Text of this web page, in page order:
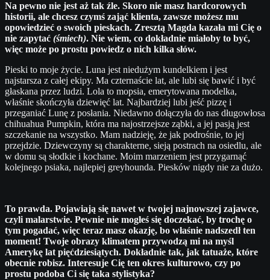
Na pewno nie jest aż tak źle. Skoro nie masz hardcorowych
historii, ale chcesz czymś zająć klienta, zawsze możesz mu
opowiedzieć o swoich pieskach. Zresztą Magda kazała mi Cię o
nie zapytać (śmiech). Nie wiem, co dokładnie miałoby to być,
więc może po prostu powiedz o nich kilka słów.
Pieski to moje życie. Luna jest niedużym kundelkiem i jest
najstarsza z całej ekipy. Ma czternaście lat, ale lubi się bawić i być
głaskana przez ludzi. Lola to mopsia, emerytowana modelka,
właśnie skończyła dziewięć lat. Najbardziej lubi jeść pizzę i
przeganiać Lunę z posłania. Niedawno dołączyła do nas długowłosa
chihuahua Pumpkin, która ma najostrzejsze ząbki, a jej pasją jest
szczekanie na wszystko. Mam nadzieję, że jak podrośnie, to jej
przejdzie. Dziewczyny są charakterne, sieją postrach na osiedlu, ale
w domu są słodkie i kochane. Moim marzeniem jest przygarnąć
kolejnego psiaka, najlepiej greyhounda. Piesków nigdy nie za dużo.
To prawda. Pojawiają się nawet w twojej najnowszej zajawce,
czyli malarstwie. Pewnie nie mogłeś się doczekać, by trochę o
tym pogadać, więc teraz masz okazję, bo właśnie nadszedł ten
moment! Twoje obrazy klimatem przywodzą mi na myśl
Amerykę lat pięćdziesiątych. Dokładnie tak, jak tatuaże, które
obecnie robisz. Interesuje Cię ten okres kulturowo, czy po
prostu podoba Ci się taka stylistyka?